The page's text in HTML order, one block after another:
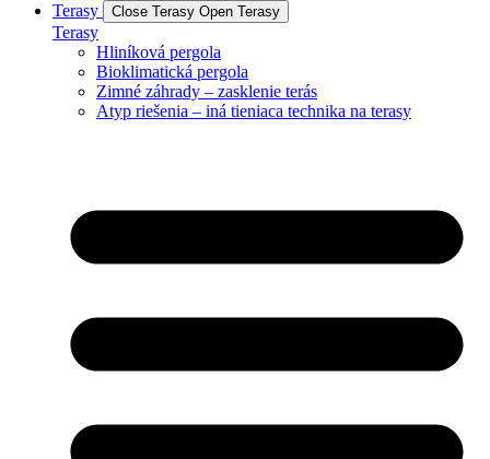
Terasy
Close Terasy Open Terasy
Terasy
Hliníková pergola
Bioklimatická pergola
Zimné záhrady – zasklenie terás
Atyp riešenia – iná tieniaca technika na terasy